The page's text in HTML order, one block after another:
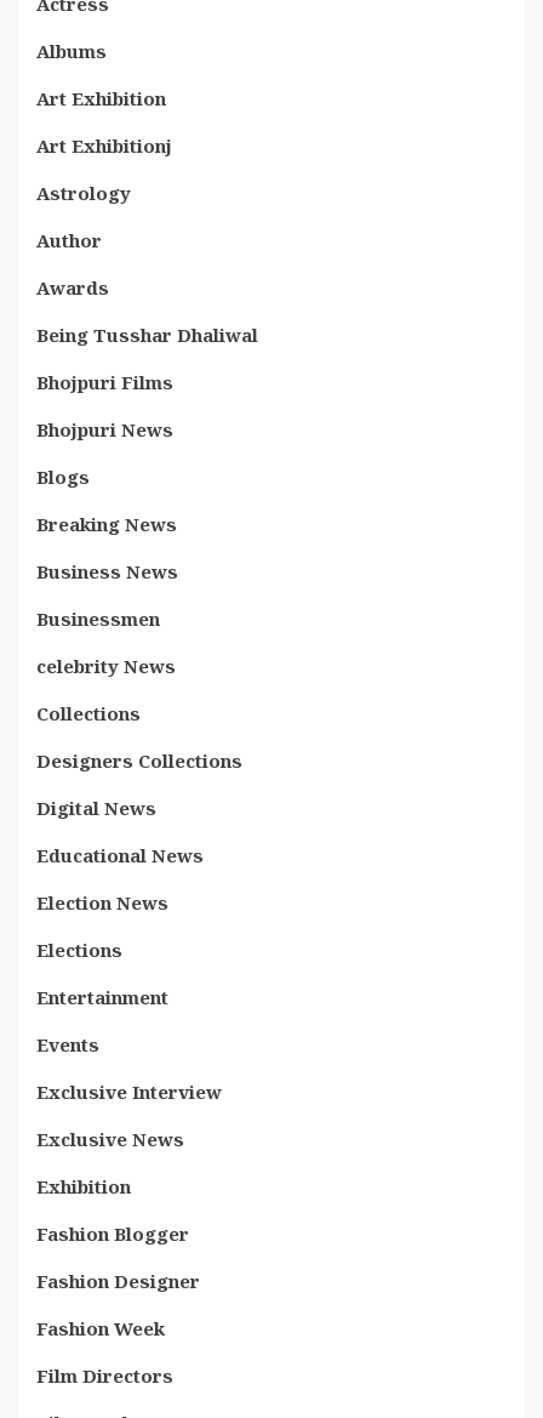
Albums
Art Exhibition
Art Exhibitionj
Astrology
Author
Awards
Being Tusshar Dhaliwal
Bhojpuri Films
Bhojpuri News
Blogs
Breaking News
Business News
Businessmen
celebrity News
Collections
Designers Collections
Digital News
Educational News
Election News
Elections
Entertainment
Events
Exclusive Interview
Exclusive News
Exhibition
Fashion Blogger
Fashion Designer
Fashion Week
Film Directors